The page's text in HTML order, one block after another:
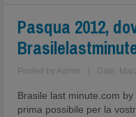
Pasqua 2012,
Posted by Admin Date:
Brasile last minute.com
prima possibile per la